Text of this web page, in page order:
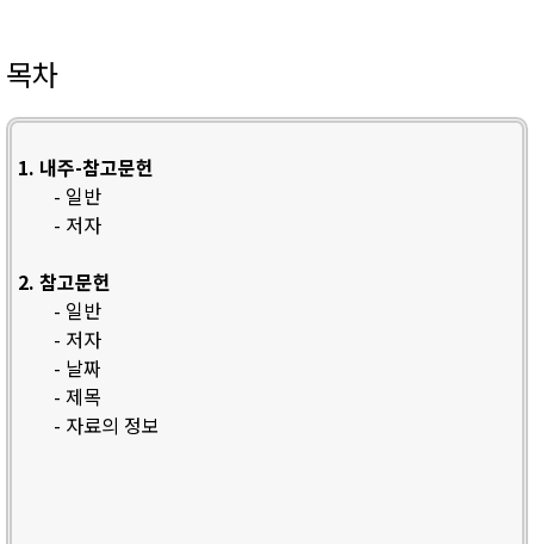
목차
1. 내주-참고문헌
- 일반
- 저자
2. 참고문헌
- 일반
- 저자
- 날짜
- 제목
- 자료의 정보